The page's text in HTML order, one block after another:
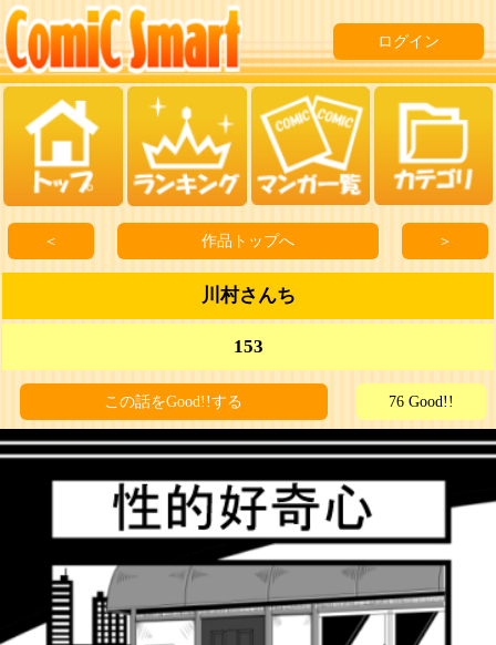
ログイン
＜ 作品トップへ ＞
川村さんち
153
この話をGood!!する 76 Good!!